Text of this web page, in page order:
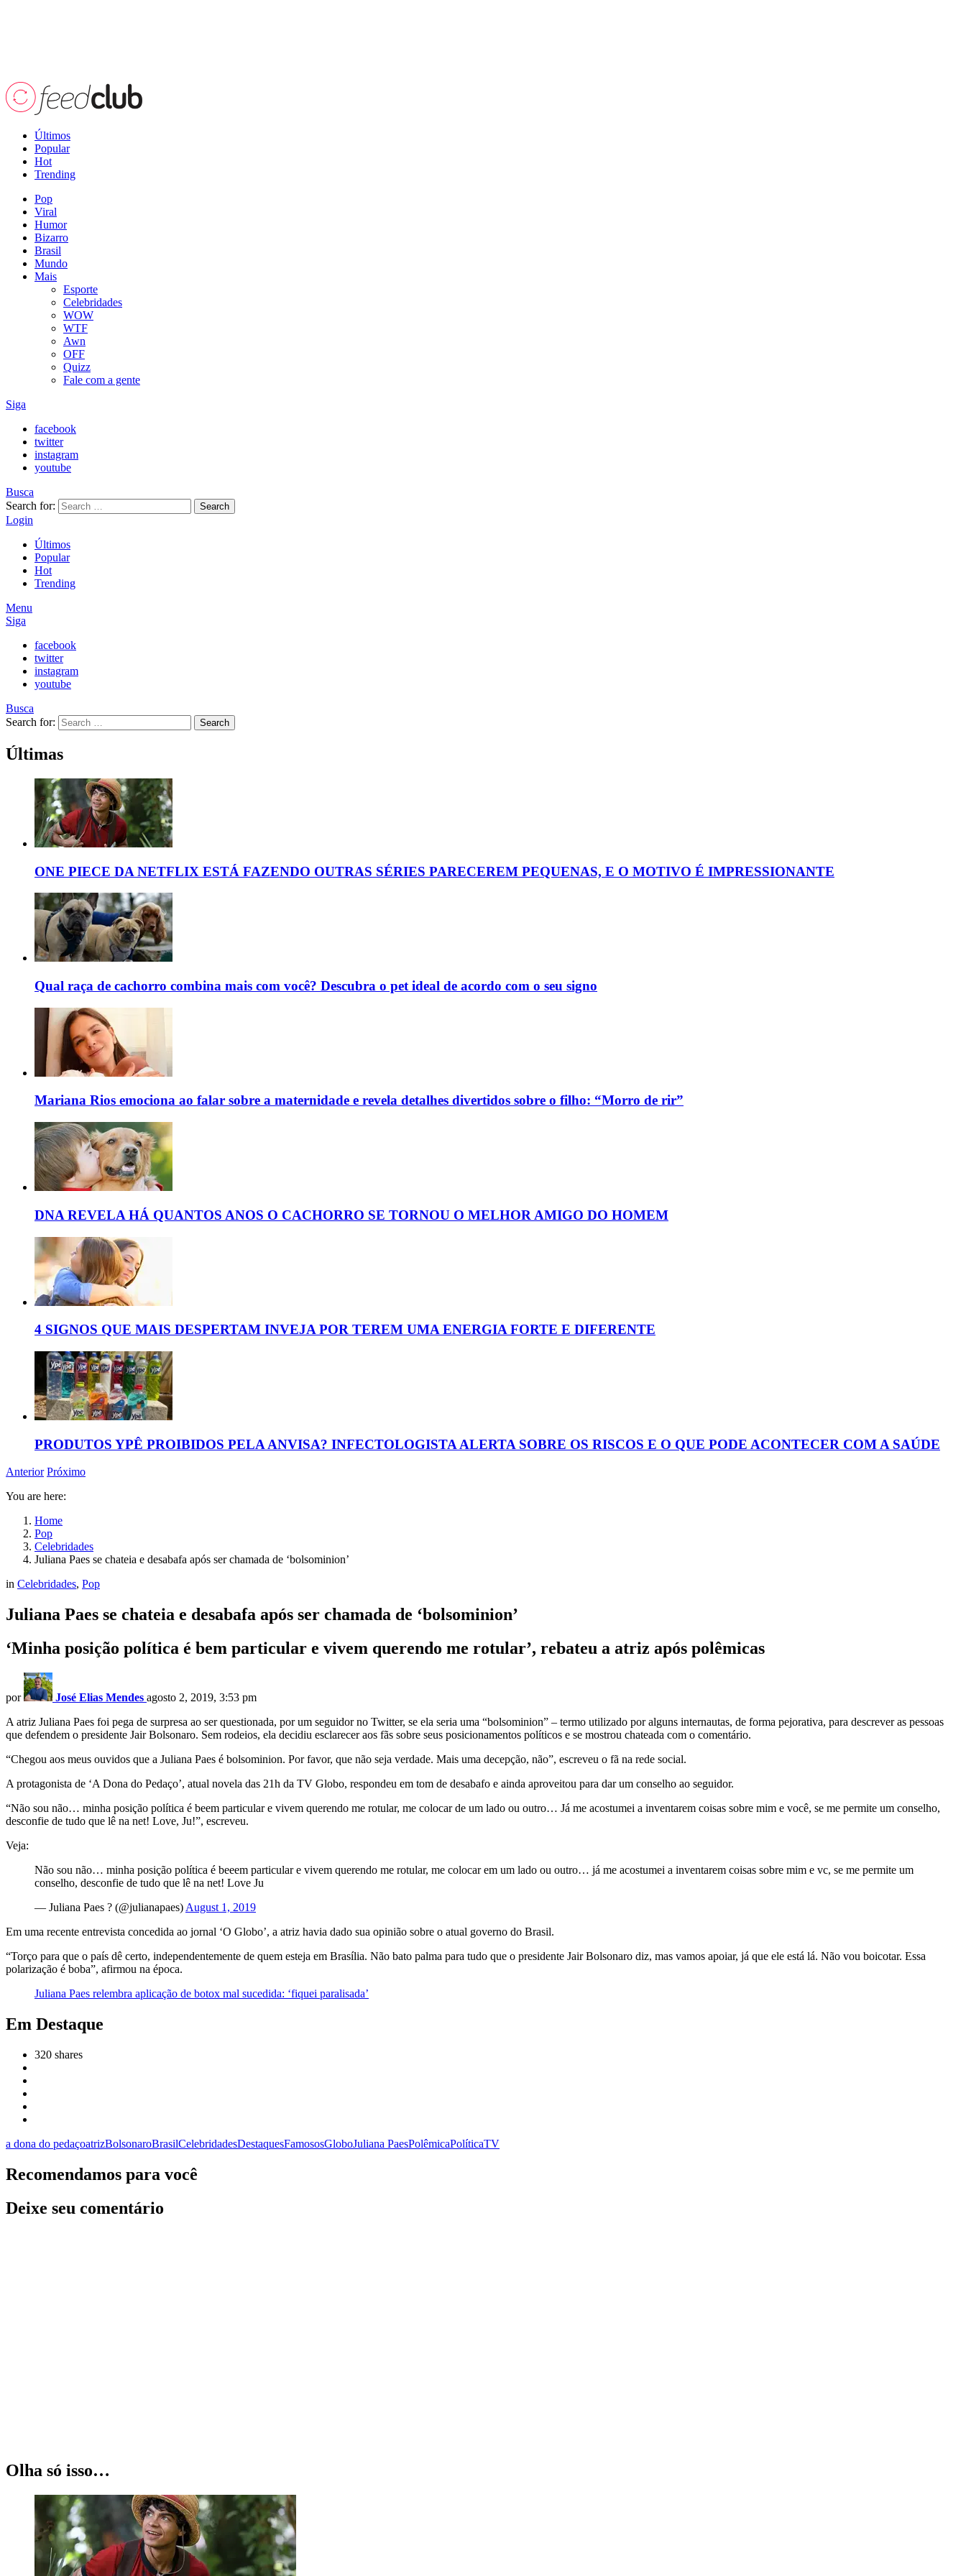
Últimos
Popular
Hot
Trending
Pop
Viral
Humor
Bizarro
Brasil
Mundo
Mais
Esporte
Celebridades
WOW
WTF
Awn
OFF
Quizz
Fale com a gente
Siga
facebook
twitter
instagram
youtube
Busca
Search for:
Search
Login
Últimos
Popular
Hot
Trending
Menu
Siga
facebook
twitter
instagram
youtube
Busca
Search for:
Search
Últimas
ONE PIECE DA NETFLIX ESTÁ FAZENDO OUTRAS SÉRIES PARECEREM PEQUENAS, E O MOTIVO É IMPRESSIONANTE
Qual raça de cachorro combina mais com você? Descubra o pet ideal de acordo com o seu signo
Mariana Rios emociona ao falar sobre a maternidade e revela detalhes divertidos sobre o filho: “Morro de rir”
DNA REVELA HÁ QUANTOS ANOS O CACHORRO SE TORNOU O MELHOR AMIGO DO HOMEM
4 SIGNOS QUE MAIS DESPERTAM INVEJA POR TEREM UMA ENERGIA FORTE E DIFERENTE
PRODUTOS YPÊ PROIBIDOS PELA ANVISA? INFECTOLOGISTA ALERTA SOBRE OS RISCOS E O QUE PODE ACONTECER COM A SAÚDE
Anterior Próximo
You are here:
Home
Pop
Celebridades
Juliana Paes se chateia e desabafa após ser chamada de ‘bolsominion’
in Celebridades, Pop
Juliana Paes se chateia e desabafa após ser chamada de ‘bolsominion’
‘Minha posição política é bem particular e vivem querendo me rotular’, rebateu a atriz após polêmicas
por José Elias Mendes agosto 2, 2019, 3:53 pm
A atriz Juliana Paes foi pega de surpresa ao ser questionada, por um seguidor no Twitter, se ela seria uma “bolsominion” – termo utilizado por alguns internautas, de forma pejorativa, para descrever as pessoas
que defendem o presidente Jair Bolsonaro. Sem rodeios, ela decidiu esclarecer aos fãs sobre seus posicionamentos políticos e se mostrou chateada com o comentário.
“Chegou aos meus ouvidos que a Juliana Paes é bolsominion. Por favor, que não seja verdade. Mais uma decepção, não”, escreveu o fã na rede social.
A protagonista de ‘A Dona do Pedaço’, atual novela das 21h da TV Globo, respondeu em tom de desabafo e ainda aproveitou para dar um conselho ao seguidor.
“Não sou não… minha posição política é beem particular e vivem querendo me rotular, me colocar de um lado ou outro… Já me acostumei a inventarem coisas sobre mim e você, se me permite um conselho,
desconfie de tudo que lê na net! Love, Ju!”, escreveu.
Veja:
Não sou não… minha posição política é beeem particular e vivem querendo me rotular, me colocar em um lado ou outro… já me acostumei a inventarem coisas sobre mim e vc, se me permite um
conselho, desconfie de tudo que lê na net! Love Ju
— Juliana Paes ? (@julianapaes) August 1, 2019
Em uma recente entrevista concedida ao jornal ‘O Globo’, a atriz havia dado sua opinião sobre o atual governo do Brasil.
“Torço para que o país dê certo, independentemente de quem esteja em Brasília. Não bato palma para tudo que o presidente Jair Bolsonaro diz, mas vamos apoiar, já que ele está lá. Não vou boicotar. Essa
polarização é boba”, afirmou na época.
Juliana Paes relembra aplicação de botox mal sucedida: ‘fiquei paralisada’
Em Destaque
320 shares
a dona do pedaçoatrizBolsonaroBrasilCelebridadesDestaquesFamososGloboJuliana PaesPolêmicaPolíticaTV
Recomendamos para você
Deixe seu comentário
Olha só isso…